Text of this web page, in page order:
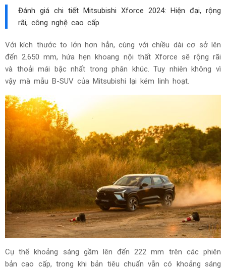
Đánh giá chi tiết Mitsubishi Xforce 2024: Hiện đại, rộng
rãi, công nghệ cao cấp
Với kích thước to lớn hơn hẳn, cùng với chiều dài cơ sở lên
đến 2.650 mm, hứa hẹn khoang nội thất Xforce sẽ rộng rãi
và thoải mái bậc nhất trong phân khúc. Tuy nhiên không vì
vậy mà mẫu B-SUV của Mitsubishi lại kém linh hoạt.
Cụ thể khoảng sáng gầm lên đến 222 mm trên các phiên
bản cao cấp, trong khi bản tiêu chuẩn vẫn có khoảng sáng